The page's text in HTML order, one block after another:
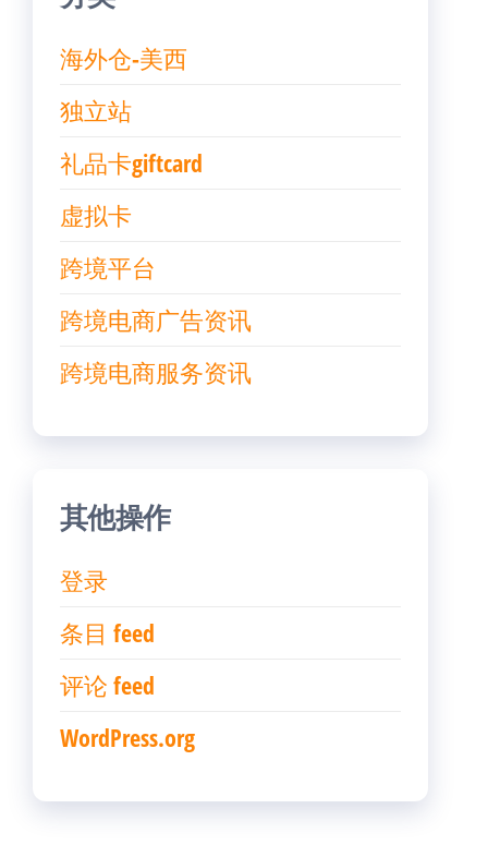
海外仓-美西
独立站
礼品卡giftcard
虚拟卡
跨境平台
跨境电商广告资讯
跨境电商服务资讯
其他操作
登录
条目 feed
评论 feed
WordPress.org